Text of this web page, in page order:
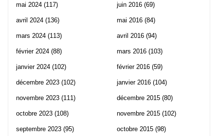
mai 2024 (117)
avril 2024 (136)
mars 2024 (113)
février 2024 (88)
janvier 2024 (102)
décembre 2023 (102)
novembre 2023 (111)
octobre 2023 (108)
septembre 2023 (95)
juin 2016 (69)
mai 2016 (84)
avril 2016 (94)
mars 2016 (103)
février 2016 (59)
janvier 2016 (104)
décembre 2015 (80)
novembre 2015 (102)
octobre 2015 (98)